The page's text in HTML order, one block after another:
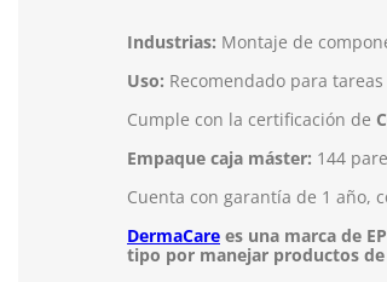
Industrias: Montaje de
Uso: Recomendado para
Cumple con la certificación de
Empaque caja máster: 144
Cuenta con garantía de 1 año,
DermaCare es una marca de
tipo por manejar productos